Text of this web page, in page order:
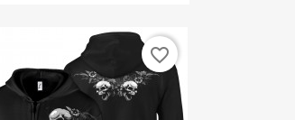
favorite_border